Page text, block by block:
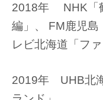
2018年 NHK「
編」、 FM鹿児島
レビ北海道「フ
2019年 UHB北